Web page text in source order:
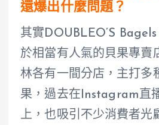
還爆出什麼問題？
其實DOUBLEO’S
於相當有人氣的貝果專賣
林各有一間分店，主打多
果，過去在Instagram直
上，也吸引不少消費者光